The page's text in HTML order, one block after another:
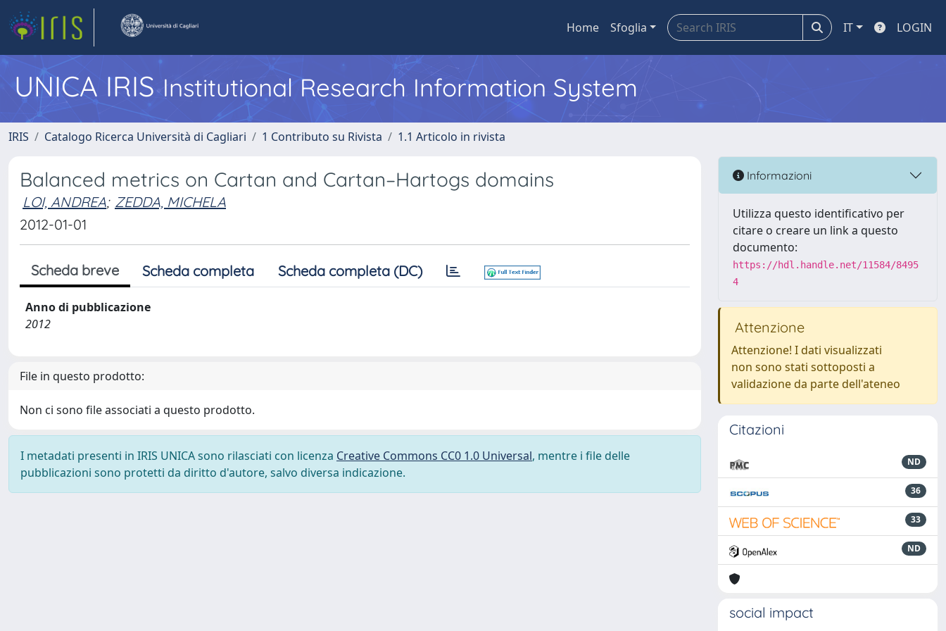
Home Sfoglia IT LOGIN
UNICA IRISInstitutional Research Information System
IRIS Catalogo Ricerca Università di Cagliari 1 Contributo su Rivista 1.1 Articolo in rivista
Balanced metrics on Cartan and Cartan–Hartogs domains
LOI, ANDREA; ZEDDA, MICHELA
2012-01-01
Scheda breve Scheda completa Scheda completa (DC)
Anno di pubblicazione
2012
File in questo prodotto:
Non ci sono file associati a questo prodotto.
I metadati presenti in IRIS UNICA sono rilasciati con licenza Creative Commons CC0 1.0 Universal, mentre i file delle
pubblicazioni sono protetti da diritto d'autore, salvo diversa indicazione.
Informazioni
Utilizza questo identificativo per
citare o creare un link a questo
documento:
https://hdl.handle.net/11584/8495
4
Attenzione
Attenzione! I dati visualizzati
non sono stati sottoposti a
validazione da parte dell'ateneo
Citazioni
ND
36
33
ND
social impact